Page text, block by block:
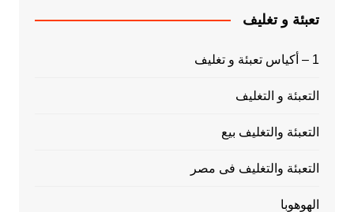
تعبئة و تغليف
1 – أكياس تعبئة و تغليف
التعبئة و التغليف
التعبئة والتغليف بيع
التعبئة والتغليف فى مصر
الهوهوبا